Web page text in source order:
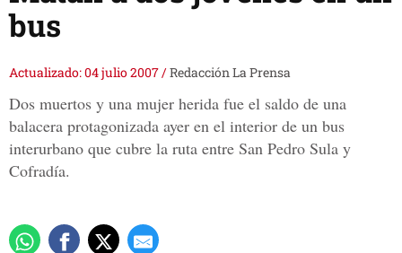
bus
Actualizado: 04 julio 2007/Redacción La Prensa
Dos muertos y una mujer herida fue el saldo de una
balacera protagonizada ayer en el interior de un bus
interurbano que cubre la ruta entre San Pedro Sula y
Cofradía.